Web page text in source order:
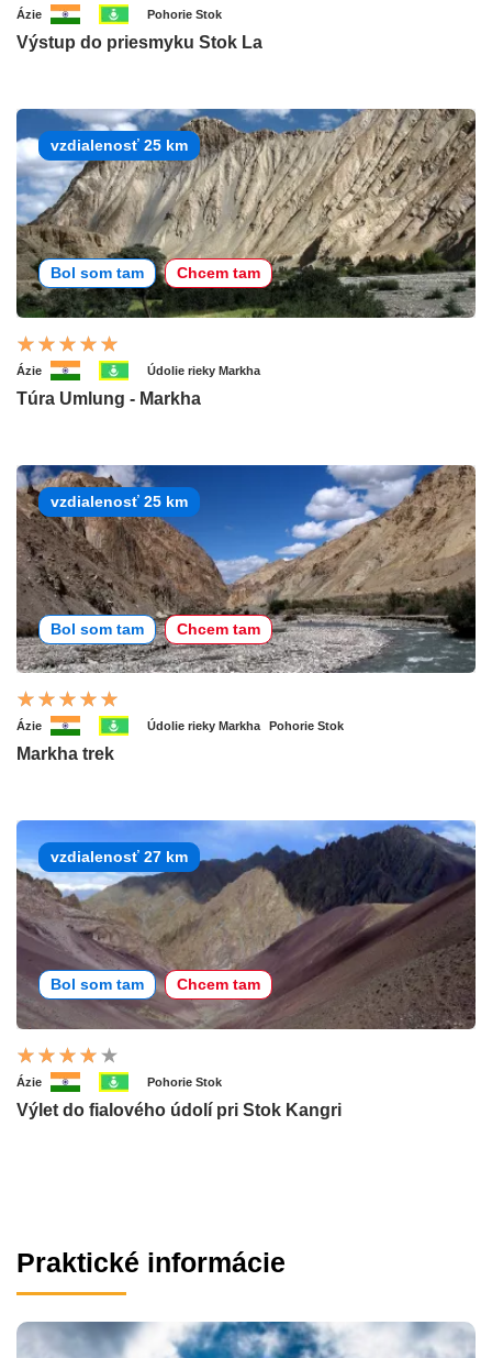
Ázie Pohorie Stok
Výstup do priesmyku Stok La
vzdialenosť 25 km
Bol som tam Chcem tam
Ázie Údolie rieky Markha
Túra Umlung - Markha
vzdialenosť 25 km
Bol som tam Chcem tam
Ázie Údolie rieky Markha Pohorie Stok
Markha trek
vzdialenosť 27 km
Bol som tam Chcem tam
Ázie Pohorie Stok
Výlet do fialového údolí pri Stok Kangri
Praktické informácie